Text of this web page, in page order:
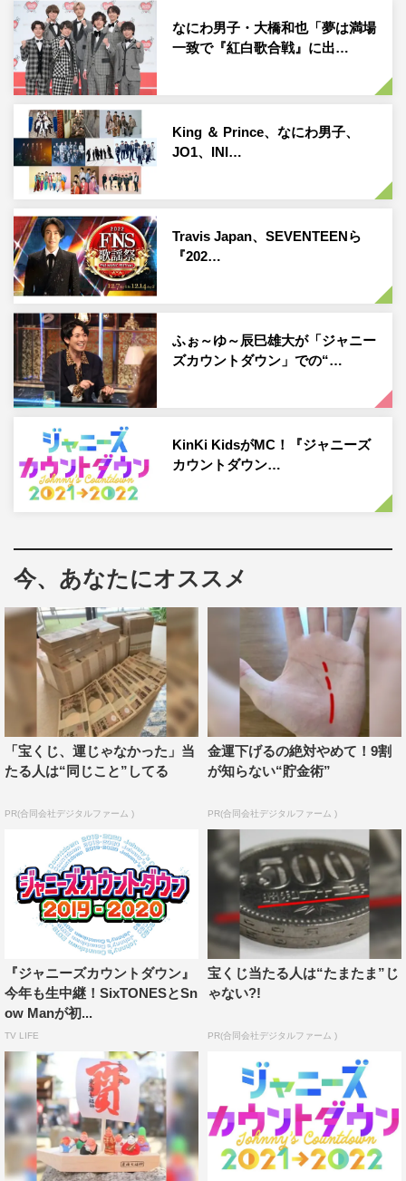
また、2022年10月28日（金）に全世界メジャーデビュー
を果たしたTravis Japanの初出演も決定した。
1年の締めくくりと幕開けにふさわしい、華やかで見どこ
ろ満載の『ジャニーズカウントダウン2022→2023』に注
目だ。
番組情報
『ジャニーズカウントダウン2022→2023』
フジテレビ系
2022年12月31日（土）午後11時45分～深夜0時45分 生放
送
〈出演者〉
司会：国分太一、井ノ原快彦
KinKi Kids、NEWS、関ジャニ∞、KAT-TUN、Hey! Say!
JUMP、Kis-My-Ft2、Sexy Zone、A.B.C-Z、ジャニーズ
WEST、King & Prince、SixTONES、Snow Man、なにわ
※出演者は変更になる可能性あり。
公式HP：https://www.fujitv.co.jp/j-countdown/
KAT-TUN King & Prince
KinKi Kids Kis-My-Ft2 NEWS
Sexy Zone SixTONES
Snow Man Travis Japan TVLIFE
ジャニーズJr.
なにわ男子 井ノ原快彦 国分太一
関ジャニ∞
なにわ男子・大橋和也「夢は満場
一致で『紅白歌合戦』に出…
King ＆ Prince、なにわ男子、
JO1、INI…
Travis Japan、SEVENTEENら
『202…
ふぉ～ゆ～辰巳雄大が「ジャニー
ズカウントダウン」での“…
KinKi KidsがMC！『ジャニーズ
カウントダウン…
今、あなたにオススメ
「宝くじ、運じゃなかった」当
たる人は“同じこと”してる
PR(合同会社デジタルファーム )
金運下げるの絶対やめて！9割
が知らない“貯金術”
PR(合同会社デジタルファーム )
『ジャニーズカウントダウン』
今年も生中継！SixTONESとSn
ow Manが初...
TV LIFE
宝くじ当たる人は“たまたま”じ
ゃない?!
PR(合同会社デジタルファーム )